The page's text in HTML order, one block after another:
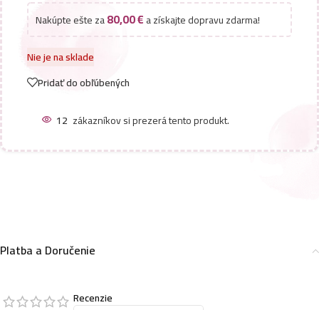
Nakúpte ešte za80,00€a získajte dopravu zdarma!
Nie je na sklade
Pridať do obľúbených
12 zákazníkov si prezerá tento produkt.
Platba a Doručenie
Recenzie